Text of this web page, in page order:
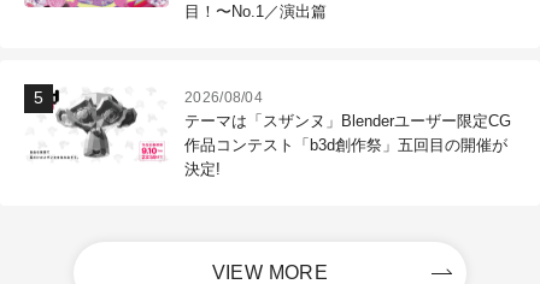
目！〜No.1／演出篇
2026/08/04
テーマは「スザンヌ」Blenderユーザー限定CG
作品コンテスト「b3d創作祭」五回目の開催が
決定!
VIEW MORE